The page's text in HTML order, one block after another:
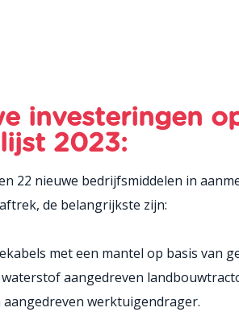
investeringen
2023:
22 nieuwe bedrijfsmiddelen in
de belangrijkste zijn:
met een mantel op basis van
aangedreven
aangedreven werktuigendrager.